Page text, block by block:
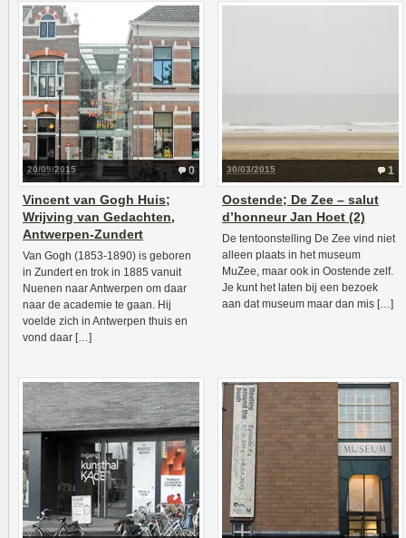
0
20/09/2015
Vincent van Gogh Huis;
Wrijving van Gedachten,
Antwerpen-Zundert
Van Gogh (1853-1890) is geboren
in Zundert en trok in 1885 vanuit
Nuenen naar Antwerpen om daar
naar de academie te gaan. Hij
voelde zich in Antwerpen thuis en
vond daar […]
1
30/03/2015
Oostende; De Zee – salut
d’honneur Jan Hoet (2)
De tentoonstelling De Zee vind niet
alleen plaats in het museum
MuZee, maar ook in Oostende zelf.
Je kunt het laten bij een bezoek
aan dat museum maar dan mis […]